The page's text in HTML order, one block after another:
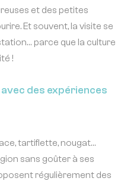
et des petites
Et souvent, la visite se
parce que la culture
!
des expériences
tartiflette, nougat…
sans goûter à ses
régulièrement des